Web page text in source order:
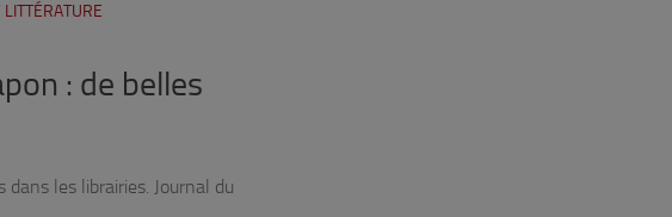
LITTÉRATURE
: de belles
les librairies. Journal du